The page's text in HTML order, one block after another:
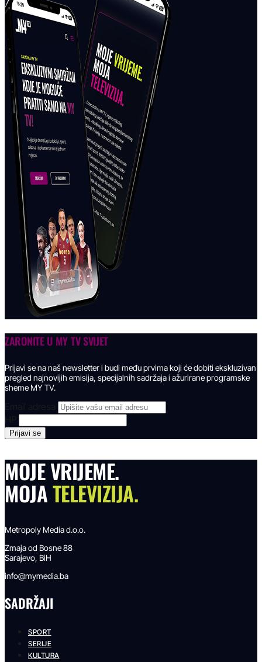
ZARONITE U MY TV SVIJET
Prijavi se na naš newsletter i budi među prvima koji će dobiti ekskluzivan
pregled najnovijih emisija, specijalnih sadržaja i ažurirane programske
sheme MY TV.
Email adresa
MOJE VRIJEME.
MOJATELEVIZIJA.
Metropoly Media d.o.o.
Zmaja od Bosne 88
Sarajevo, BiH
info@mymedia.ba
SADRŽAJI
SPORT
SERIJE
KULTURA